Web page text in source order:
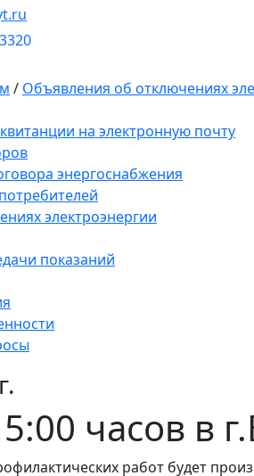
/ Объявления об отключениях
на электронную почту
энергоснабжения
электроэнергии
показаний
часов в
работ будет